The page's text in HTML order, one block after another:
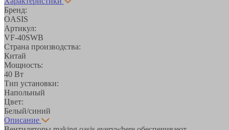
Бренд:
ОASIS
Артикул:
VF-40SWB
Страна производства:
Китай
Мощность:
40 Вт
Тип установки:
Напольный
Цвет:
Белый/синий
Описание